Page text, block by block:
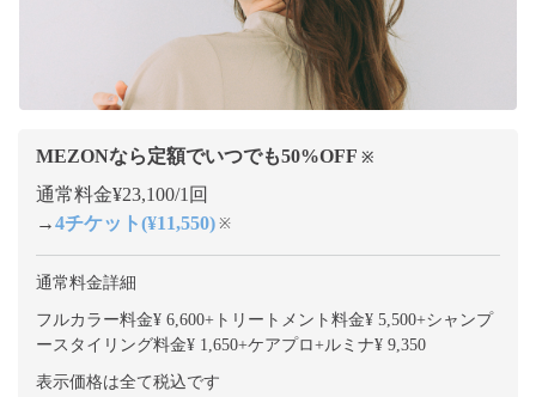
MEZONなら定額でいつでも50%OFF ※
通常料金¥23,100/1回
→4チケット(¥11,550) ※
通常料金詳細
フルカラー料金¥ 6,600+ トリートメント料金¥ 5,500+シャンプ
ースタイリング料金¥ 1,650+ケアプロ+ルミナ¥ 9,350
表示価格は全て税込です